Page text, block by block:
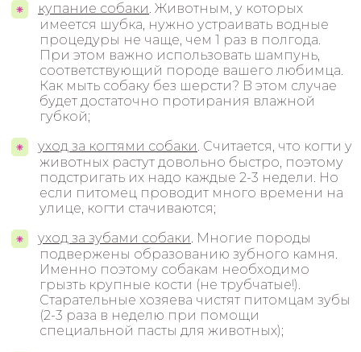
купание собаки. Животным, у которых
имеется шубка, нужно устраивать водные
процедуры не чаще, чем 1 раз в полгода.
При этом важно использовать шампунь,
соответствующий породе вашего любимца.
Как мыть собаку без шерсти? В этом случае
будет достаточно протирания влажной
губкой;
уход за когтями собаки. Считается, что когти у
животных растут довольно быстро, поэтому
подстригать их надо каждые 2-3 недели. Но
если питомец проводит много времени на
улице, когти стачиваются;
уход за зубами собаки. Многие породы
подвержены образованию зубного камня.
Именно поэтому собакам необходимо
грызть крупные кости (не трубчатые!).
Старательные хозяева чистят питомцам зубы
(2-3 раза в неделю при помощи
специальной пасты для животных);